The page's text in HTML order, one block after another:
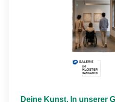
Deine Kunst. In unserer